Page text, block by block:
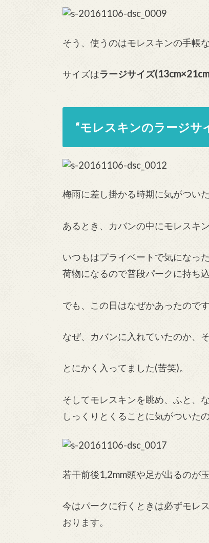
そう、使うのはモレスキンの手帳な
サイズはラージサイズ
“モレスキンのラージサ
梅雨に差し掛かる時期に気がつい
あるとき、カバンの中にモレスキ
いつもはプライベートで気になっ
荷物になるので普段パークに持ち
でも、この日はなぜかあったのです
なぜ、カバンに入れていたのか、
とにかく入ってました(苦笑)。
そしてモレスキンを眺め、ふと、
しっくりとくることに気がついたの
若干前後1,2mm頭や足が出るのが
今はパークに行くときは必ずモレ
おります。